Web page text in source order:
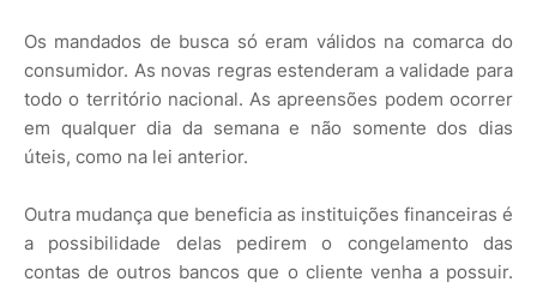
Os mandados de busca só eram válidos na comarca do
consumidor. As novas regras estenderam a validade para
todo o território nacional. As apreensões podem ocorrer
em qualquer dia da semana e não somente dos dias
úteis, como na lei anterior.
Outra mudança que beneficia as instituições financeiras é
a possibilidade delas pedirem o congelamento das
contas de outros bancos que o cliente venha a possuir.